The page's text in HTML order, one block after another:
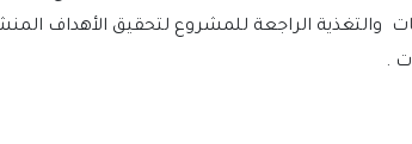
والتغذية الراجعة للمشروع لتحقيق الأهداف
.